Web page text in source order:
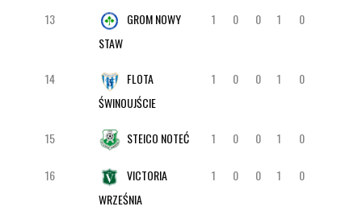
13
GROM NOWY
STAW
1 0 0 1 0
14
FLOTA
ŚWINOUJŚCIE
1 0 0 1 0
15 STEICO NOTEĆ 1 0 0 1 0
16
VICTORIA
WRZEŚNIA
1 0 0 1 0